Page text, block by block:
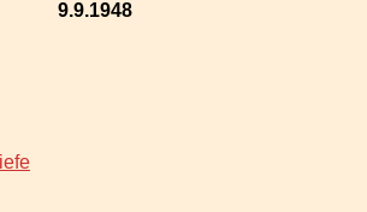
9.9.1948